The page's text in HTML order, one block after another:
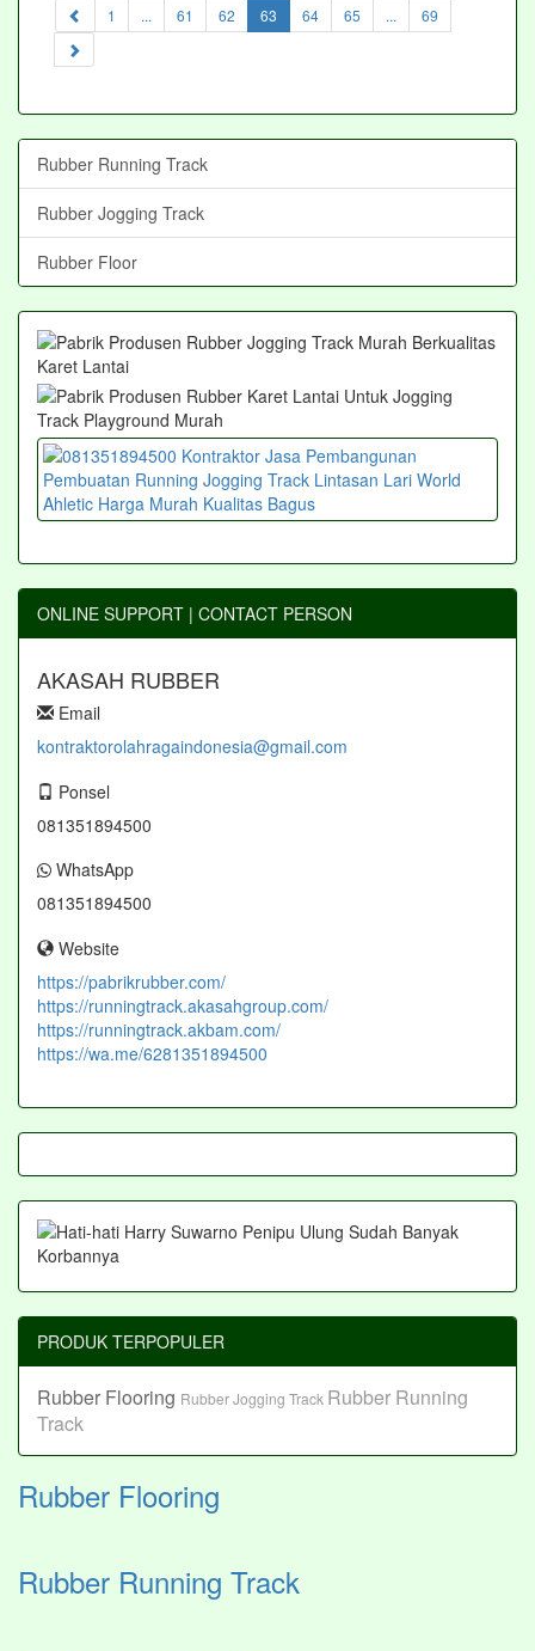
1 ... 61 62 63 (current)
64 65 ... 69
Rubber Running Track
Rubber Jogging Track
Rubber Floor
ONLINE SUPPORT | CONTACT PERSON
AKASAH RUBBER
Email
kontraktorolahragaindonesia@gmail.com
Ponsel
081351894500
WhatsApp
081351894500
Website
https://pabrikrubber.com/
https://runningtrack.akasahgroup.com/
https://runningtrack.akbam.com/
https://wa.me/6281351894500
PRODUK TERPOPULER
Rubber Flooring Rubber Jogging Track Rubber Running
Track
Rubber Flooring
Rubber Running Track